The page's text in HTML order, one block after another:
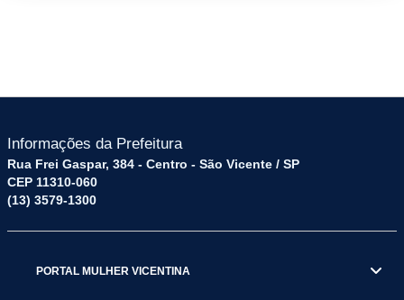
Informações da Prefeitura
Rua Frei Gaspar, 384 - Centro - São Vicente / SP
CEP 11310-060
(13) 3579-1300
PORTAL MULHER VICENTINA